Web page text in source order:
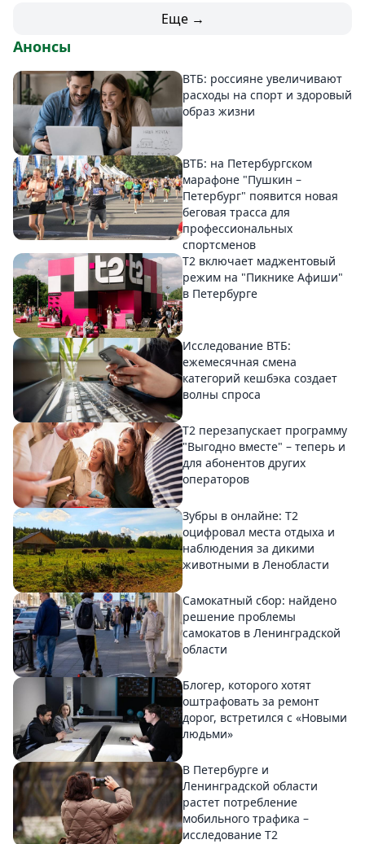
Еще →
Анонсы
ВТБ: россияне увеличивают
расходы на спорт и здоровый
образ жизни
ВТБ: на Петербургском
марафоне "Пушкин –
Петербург" появится новая
беговая трасса для
профессиональных
спортсменов
Т2 включает маджентовый
режим на "Пикнике Афиши"
в Петербурге
Исследование ВТБ:
ежемесячная смена
категорий кешбэка создает
волны спроса
Т2 перезапускает программу
"Выгодно вместе" – теперь и
для абонентов других
операторов
Зубры в онлайне: Т2
оцифровал места отдыха и
наблюдения за дикими
животными в Ленобласти
Самокатный сбор: найдено
решение проблемы
самокатов в Ленинградской
области
Блогер, которого хотят
оштрафовать за ремонт
дорог, встретился с «Новыми
людьми»
В Петербурге и
Ленинградской области
растет потребление
мобильного трафика –
исследование T2